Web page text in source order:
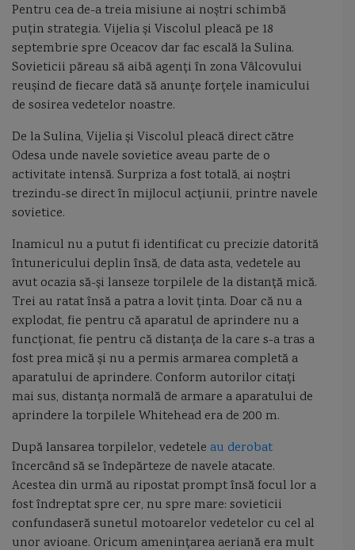
Pentru cea de-a treia misiune ai noștri schimbă
puțin strategia. Vijelia și Viscolul pleacă pe 18
septembrie spre Oceacov dar fac escală la Sulina.
Sovieticii păreau să aibă agenți în zona Vâlcovului
reușind de fiecare dată să anunțe forțele inamicului
de sosirea vedetelor noastre.
De la Sulina, Vijelia și Viscolul pleacă direct către
Odesa unde navele sovietice aveau parte de o
activitate intensă. Surpriza a fost totală, ai noștri
trezindu-se direct în mijlocul acțiunii, printre navele
sovietice.
Inamicul nu a putut fi identificat cu precizie datorită
întunericului deplin însă, de data asta, vedetele au
avut ocazia să-și lanseze torpilele de la distanță mică.
Trei au ratat însă a patra a lovit ținta. Doar că nu a
explodat, fie pentru că aparatul de aprindere nu a
funcționat, fie pentru că distanța de la care s-a tras a
fost prea mică și nu a permis armarea completă a
aparatului de aprindere. Conform autorilor citați
mai sus, distanța normală de armare a aparatului de
aprindere la torpilele Whitehead era de 200 m.
După lansarea torpilelor, vedetele au derobat
încercând să se îndepărteze de navele atacate.
Acestea din urmă au ripostat prompt însă focul lor a
fost îndreptat spre cer, nu spre mare: sovieticii
confundaseră sunetul motoarelor vedetelor cu cel al
unor avioane. Oricum amenințarea aeriană era mult